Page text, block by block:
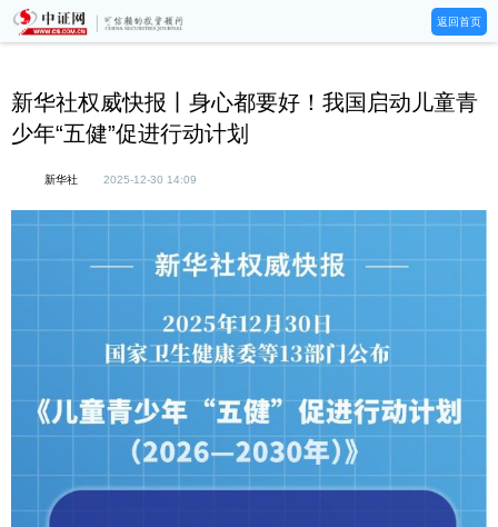
返回首页
新华社权威快报丨身心都要好！我国启动儿童青
少年“五健”促进行动计划
新华社 2025-12-30 14:09